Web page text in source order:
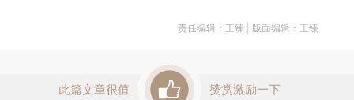
责任编辑：王臻 | 版面编辑：王臻
此篇文章很值 赞赏激励一下